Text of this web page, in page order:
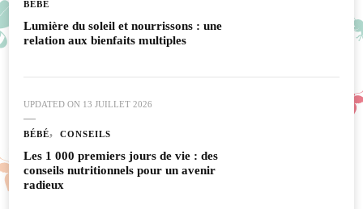
BÉBÉ
Lumière du soleil et nourrissons : une
relation aux bienfaits multiples
UPDATED ON 13 JUILLET 2026
BÉBÉ CONSEILS
Les 1 000 premiers jours de vie : des
conseils nutritionnels pour un avenir
radieux